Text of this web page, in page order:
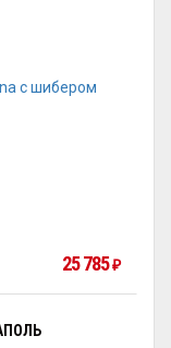
25 785₽